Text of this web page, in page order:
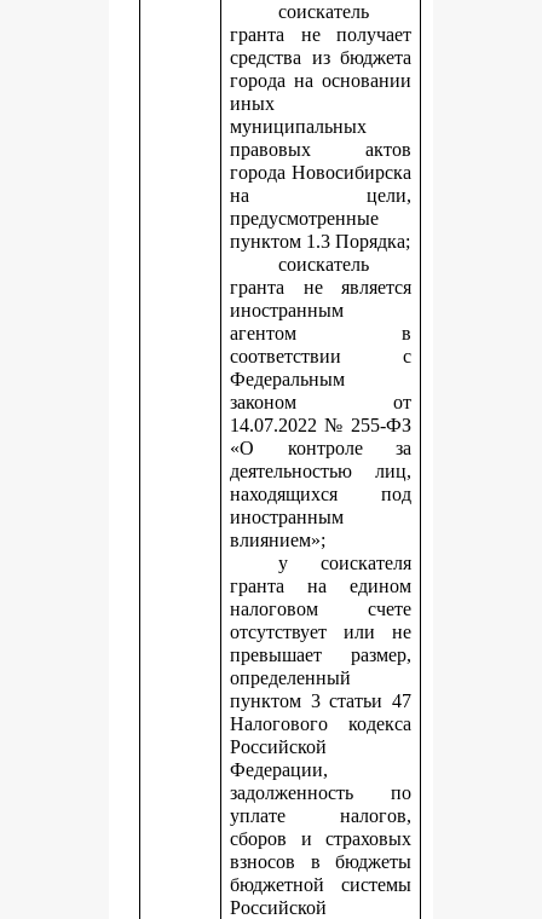
соискатель
гранта не получает
средства из бюджета
города на основании
иных
муниципальных
правовых актов
города Новосибирска
на цели,
предусмотренные
пунктом 1.3 Порядка;
соискатель
гранта не является
иностранным
агентом в
соответствии с
Федеральным
законом от
14.07.2022 № 255-ФЗ
«О контроле за
деятельностью лиц,
находящихся под
иностранным
влиянием»;
у соискателя
гранта на едином
налоговом счете
отсутствует или не
превышает размер,
определенный
пунктом 3 статьи 47
Налогового кодекса
Российской
Федерации,
задолженность по
уплате налогов,
сборов и страховых
взносов в бюджеты
бюджетной системы
Российской